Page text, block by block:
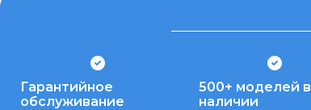
Гарантийное
обслуживание
500+ моделей в
наличии